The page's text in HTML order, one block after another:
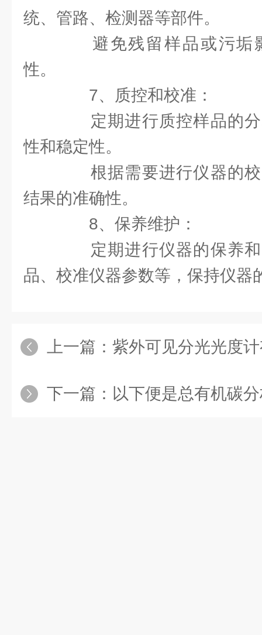
统、管路、检测器等部件。
避免残留样品或污垢
性。
7、质控和校准：
定期进行质控样品的分
性和稳定性。
根据需要进行仪器的校
结果的准确性。
8、保养维护：
定期进行仪器的保养和
品、校准仪器参数等，保持仪器
上一篇： 紫外可见分光光度
下一篇： 以下便是总有机碳